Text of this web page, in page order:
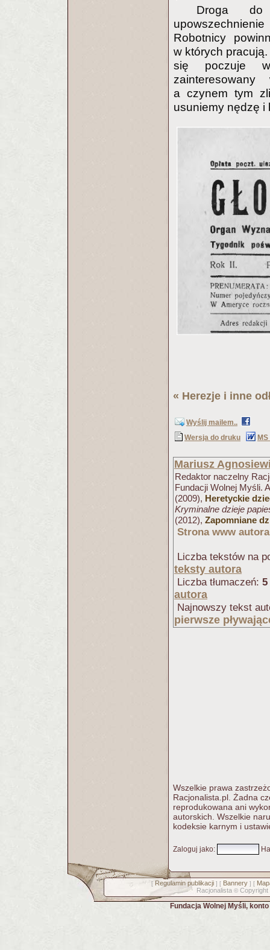
Droga do
Robotnicy
w których
się poczuje
a czynem tym
usuniemy nędzę i
« Herezje i inne
Wyślij mailem..
Wersja do druku
MS
Mariusz
Redaktor naczelny
Fundacji Wolnej Myśli.
(2009), Heretyckie
Kryminalne dzieje
(2012), Zapomniane
Strona www autora
Liczba tekstów na
teksty autora
Liczba tłumaczeń: 5
autora
Najnowszy tekst
pierwsze
Wszelkie prawa
Racjonalista.pl. Żadna
reprodukowana ani
autorskich. Wszelkie
kodeksie karnym i
Zaloguj jako:
[ Regulamin publikacji] [ Bannery] [
Racjonalista © Copyright
Fundacja Wolnej Myśli,